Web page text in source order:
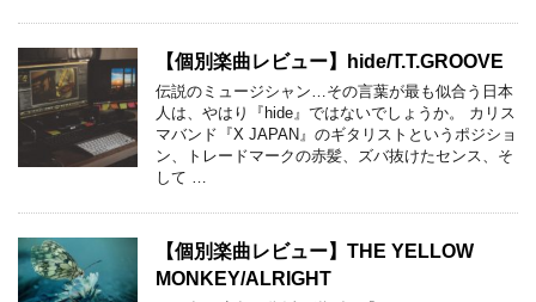
【個別楽曲レビュー】hide/T.T.GROOVE
伝説のミュージシャン…その言葉が最も似合う日本
人は、やはり『hide』ではないでしょうか。 カリス
マバンド『X JAPAN』のギタリストというポジショ
ン、トレードマークの赤髪、ズバ抜けたセンス、そ
して …
【個別楽曲レビュー】THE YELLOW
MONKEY/ALRIGHT